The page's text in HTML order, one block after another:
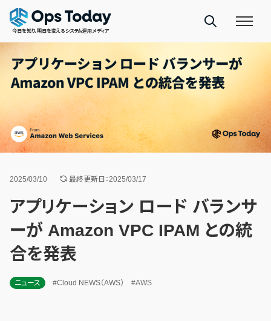
今日を知り、明日を変えるシステム運用メディア
2025/03/10 最終更新日：2025/03/17
アプリケーション ロード バランサ
ーが Amazon VPC IPAM との統
合を発表
ニュース #Cloud NEWS（AWS） #AWS